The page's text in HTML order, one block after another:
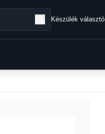
Készülék választó